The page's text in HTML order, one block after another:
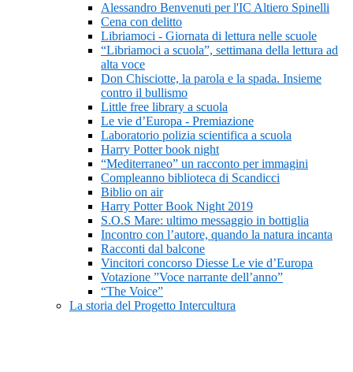
Alessandro Benvenuti per l'IC Altiero Spinelli
Cena con delitto
Libriamoci - Giornata di lettura nelle scuole
“Libriamoci a scuola”, settimana della lettura ad
alta voce
Don Chisciotte, la parola e la spada. Insieme
contro il bullismo
Little free library a scuola
Le vie d’Europa - Premiazione
Laboratorio polizia scientifica a scuola
Harry Potter book night
“Mediterraneo” un racconto per immagini
Compleanno biblioteca di Scandicci
Biblio on air
Harry Potter Book Night 2019
S.O.S Mare: ultimo messaggio in bottiglia
Incontro con l’autore, quando la natura incanta
Racconti dal balcone
Vincitori concorso Diesse Le vie d’Europa
Votazione ”Voce narrante dell’anno”
“The Voice”
La storia del Progetto Intercultura